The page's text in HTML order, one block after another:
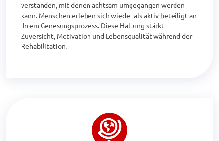
verstanden, mit denen achtsam umgegangen werden
kann. Menschen erleben sich wieder als aktiv beteiligt an
ihrem Genesungsprozess. Diese Haltung stärkt
Zuversicht, Motivation und Lebensqualität während der
Rehabilitation.